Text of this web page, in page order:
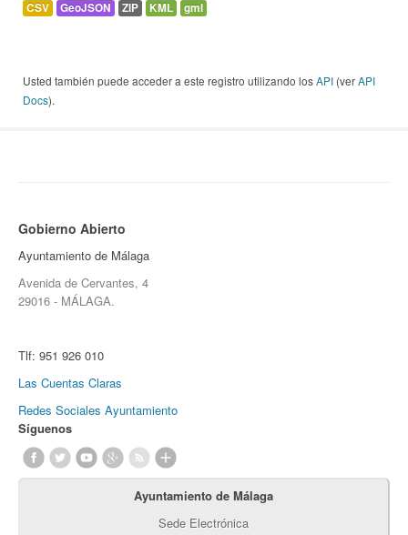
CSV GeoJSON ZIP KML gml
Usted también puede acceder a este registro utilizando losAPI (verAPI
Docs).
Gobierno Abierto
Ayuntamiento de Málaga
Avenida de Cervantes, 4
29016 - MÁLAGA.
Tlf: 951 926 010
Las Cuentas Claras
Redes Sociales Ayuntamiento
Síguenos
Ayuntamiento de Málaga
Sede Electrónica